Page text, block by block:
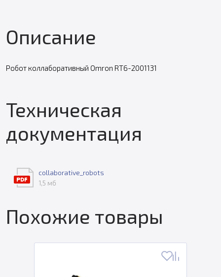
Описание
Робот коллаборативный Omron RT6-2001131
Техническая
документация
collaborative_robots
1,5 мб
Похожие товары